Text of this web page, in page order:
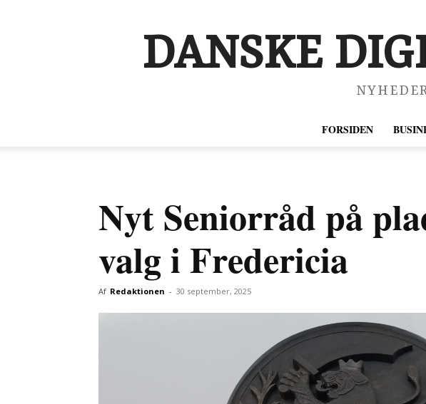
DANSKE
FORSIDEN
Nyt Seniorråd på
valg i Fredericia
Af Redaktionen - 30 september, 2025